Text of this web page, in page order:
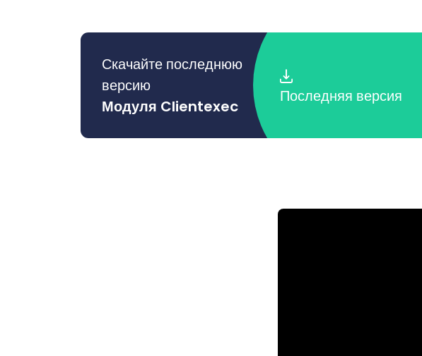
Скачайте последнюю
версию
Модуля Clientexec
Последняя версия